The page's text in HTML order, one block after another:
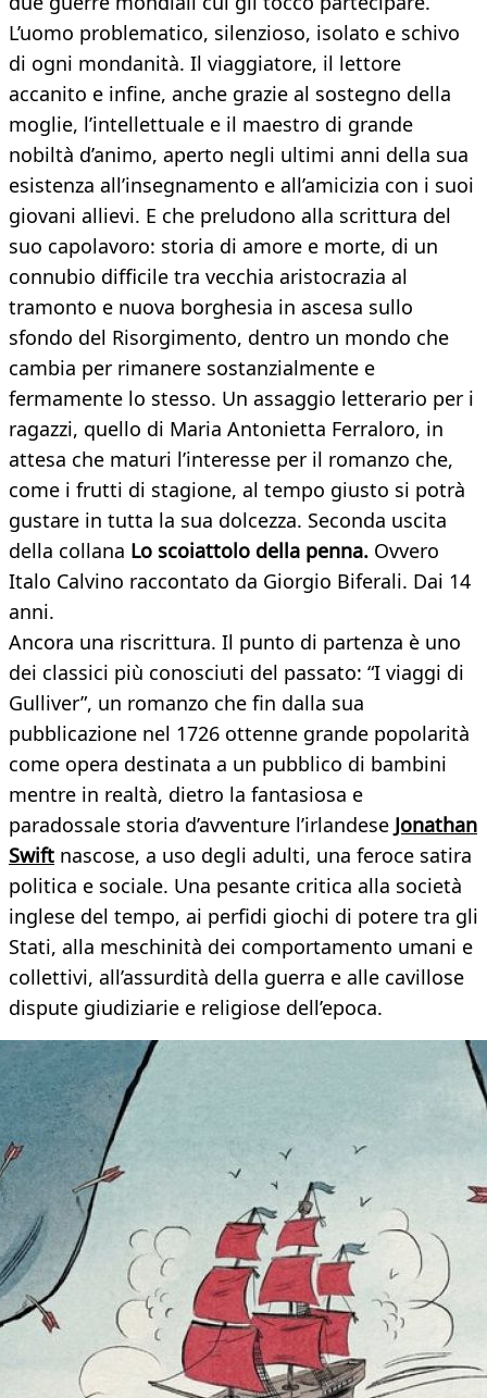
L’uomo problematico, silenzioso, isolato e schivo
di ogni mondanità. Il viaggiatore, il lettore
accanito e infine, anche grazie al sostegno della
moglie, l’intellettuale e il maestro di grande
nobiltà d’animo, aperto negli ultimi anni della sua
esistenza all’insegnamento e all’amicizia con i suoi
giovani allievi. E che preludono alla scrittura del
suo capolavoro: storia di amore e morte, di un
connubio difficile tra vecchia aristocrazia al
tramonto e nuova borghesia in ascesa sullo
sfondo del Risorgimento, dentro un mondo che
cambia per rimanere sostanzialmente e
fermamente lo stesso. Un assaggio letterario per i
ragazzi, quello di Maria Antonietta Ferraloro, in
attesa che maturi l’interesse per il romanzo che,
come i frutti di stagione, al tempo giusto si potrà
gustare in tutta la sua dolcezza. Seconda uscita
della collana Lo scoiattolo della penna. Ovvero
Italo Calvino raccontato da Giorgio Biferali. Dai 14
anni.
Ancora una riscrittura. Il punto di partenza è uno
dei classici più conosciuti del passato: “I viaggi di
Gulliver”, un romanzo che fin dalla sua
pubblicazione nel 1726 ottenne grande popolarità
come opera destinata a un pubblico di bambini
mentre in realtà, dietro la fantasiosa e
paradossale storia d’avventure l’irlandese Jonathan
Swift nascose, a uso degli adulti, una feroce satira
politica e sociale. Una pesante critica alla società
inglese del tempo, ai perfidi giochi di potere tra gli
Stati, alla meschinità dei comportamento umani e
collettivi, all’assurdità della guerra e alle cavillose
dispute giudiziarie e religiose dell’epoca.